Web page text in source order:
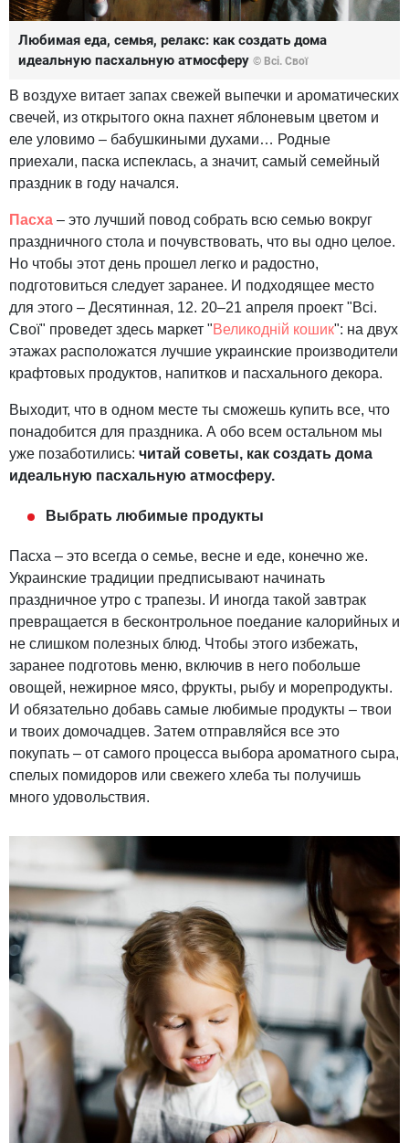
Любимая еда, семья, релакс: как создать дома
идеальную пасхальную атмосферу © Всі. Свої
В воздухе витает запах свежей выпечки и ароматических
свечей, из открытого окна пахнет яблоневым цветом и
еле уловимо – бабушкиными духами… Родные
приехали, паска испеклась, а значит, самый семейный
праздник в году начался.
Пасха – это лучший повод собрать всю семью вокруг
праздничного стола и почувствовать, что вы одно целое.
Но чтобы этот день прошел легко и радостно,
подготовиться следует заранее. И подходящее место
для этого – Десятинная, 12. 20–21 апреля проект "Всі.
Свої" проведет здесь маркет "Великодній кошик": на двух
этажах расположатся лучшие украинские производители
крафтовых продуктов, напитков и пасхального декора.
Выходит, что в одном месте ты сможешь купить все, что
понадобится для праздника. А обо всем остальном мы
уже позаботились: читай советы, как создать дома
идеальную пасхальную атмосферу.
Выбрать любимые продукты
Пасха – это всегда о семье, весне и еде, конечно же.
Украинские традиции предписывают начинать
праздничное утро с трапезы. И иногда такой завтрак
превращается в бесконтрольное поедание калорийных и
не слишком полезных блюд. Чтобы этого избежать,
заранее подготовь меню, включив в него побольше
овощей, нежирное мясо, фрукты, рыбу и морепродукты.
И обязательно добавь самые любимые продукты – твои
и твоих домочадцев. Затем отправляйся все это
покупать – от самого процесса выбора ароматного сыра,
спелых помидоров или свежего хлеба ты получишь
много удовольствия.